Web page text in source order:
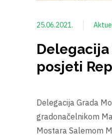
25.06.2021.
Delegacija
posjeti
Delegacija Grada
gradonačelnikom
Mostara Salemom